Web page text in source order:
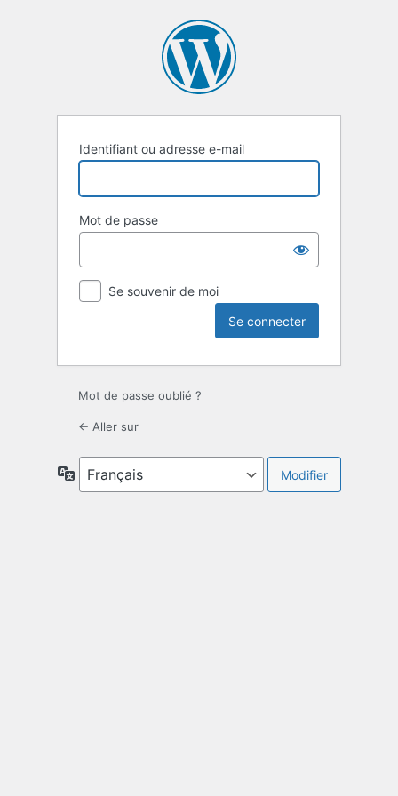
Identifiant ou adresse e-mail
Mot de passe
Se souvenir de moi
Mot de passe oublié ?
← Aller sur
Langue